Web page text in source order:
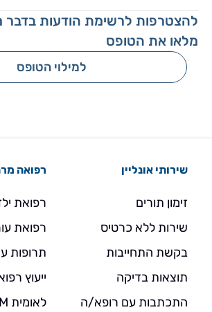
להצטרפות לרשימת הודעות בדבר
מלאו את הטופס
למילוי הטופס
שירותי אונליין
זימון תורים
שירות ללא כרטיס
בקשת התחייבות
תוצאות בדיקה
התכתבות עם רופא/ה
רפואה
רפואת
רפואת
תרופות
ייעוץ רפואי